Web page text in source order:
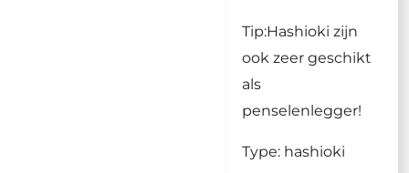
Tip:Hashioki zijn
ook zeer geschikt
als
penselenlegger!
Type: hashioki